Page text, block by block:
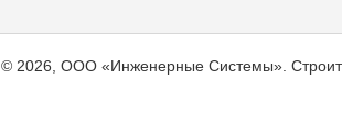
© 2026, ООО «Инженерные Системы».